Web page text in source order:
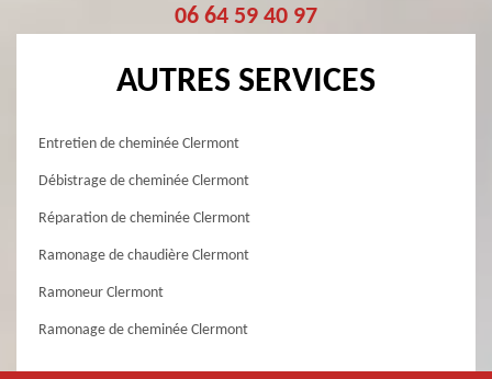
06 64 59 40 97
AUTRES SERVICES
Entretien de cheminée Clermont
Débistrage de cheminée Clermont
Réparation de cheminée Clermont
Ramonage de chaudière Clermont
Ramoneur Clermont
Ramonage de cheminée Clermont